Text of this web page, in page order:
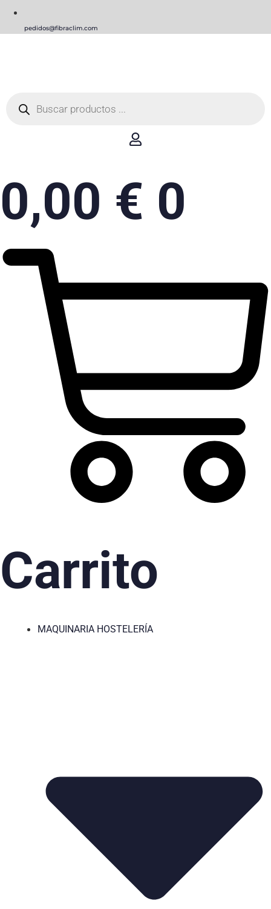
pedidos@fibraclim.com
productos
0,00 € 0
Carrito
MAQUINARIA HOSTELERÍA